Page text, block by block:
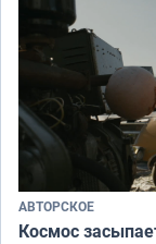
АВТОРСКОЕ
Космос